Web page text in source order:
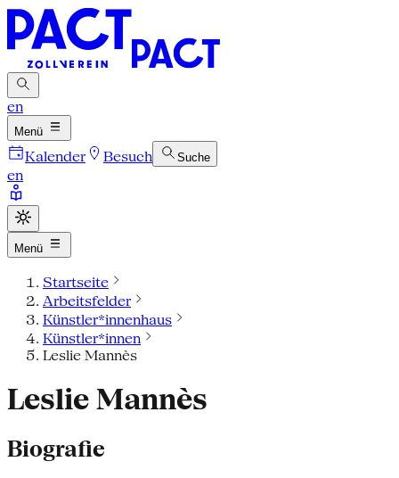
en
Menü
Kalender Besuch Suche
en
Menü
Startseite
Arbeitsfelder
Künstler*innenhaus
Künstler*innen
Leslie Mannès
Leslie Mannès
Biografie